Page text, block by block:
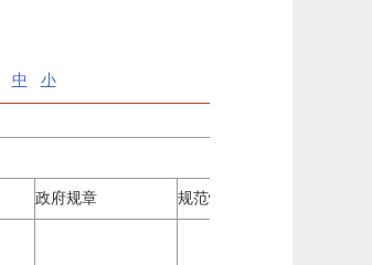
中 小
政府规章 规范性文件